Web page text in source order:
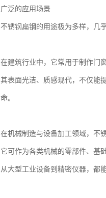
广泛的应用场景
不锈钢扁钢的用途极为多样，几
在建筑行业中，它常用于制作门
其表面光洁、质感现代，不仅能
命。
在机械制造与设备加工领域，不
它可作为各类机械的零部件、基
从大型工业设备到精密仪器，都